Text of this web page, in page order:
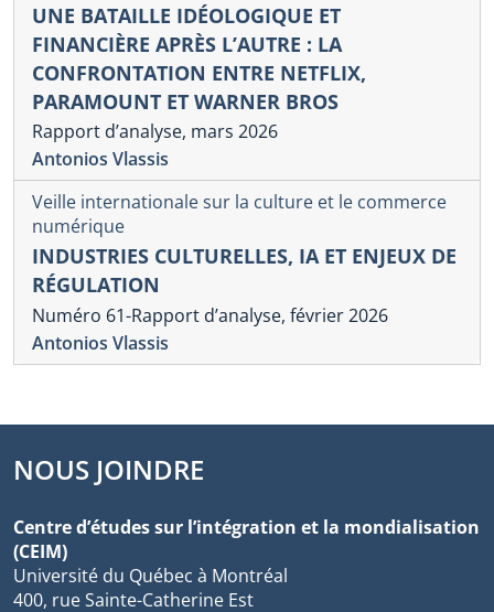
UNE BATAILLE IDÉOLOGIQUE ET
FINANCIÈRE APRÈS L’AUTRE : LA
CONFRONTATION ENTRE NETFLIX,
PARAMOUNT ET WARNER BROS
Rapport d’analyse, mars 2026
Antonios Vlassis
Veille internationale sur la culture et le commerce
numérique
INDUSTRIES CULTURELLES, IA ET ENJEUX DE
RÉGULATION
Numéro 61-Rapport d’analyse, février 2026
Antonios Vlassis
NOUS JOINDRE
Centre d’études sur l’intégration et la mondialisation
(CEIM)
Université du Québec à Montréal
400, rue Sainte-Catherine Est